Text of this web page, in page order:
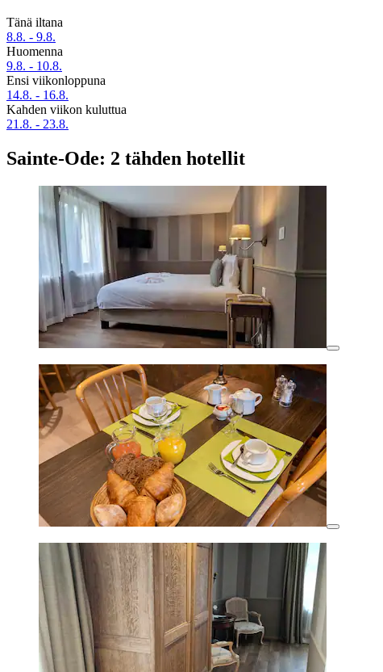
Tänä iltana
8.8. - 9.8.
Huomenna
9.8. - 10.8.
Ensi viikonloppuna
14.8. - 16.8.
Kahden viikon kuluttua
21.8. - 23.8.
Sainte-Ode: 2 tähden hotellit